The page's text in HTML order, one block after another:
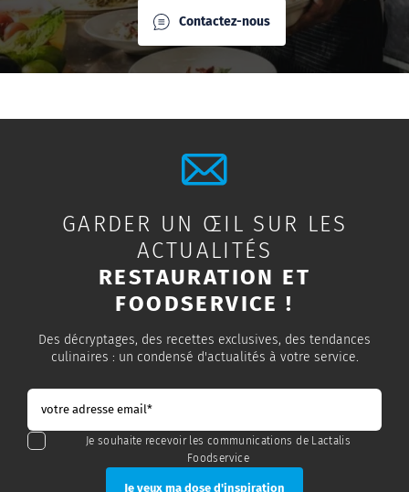
Contactez-nous
GARDER UN ŒIL SUR LES
ACTUALITÉS
RESTAURATION ET
FOODSERVICE !
Des décryptages, des recettes exclusives, des tendances
culinaires : un condensé d'actualités à votre service.
Je souhaite recevoir les communications de Lactalis
Foodservice